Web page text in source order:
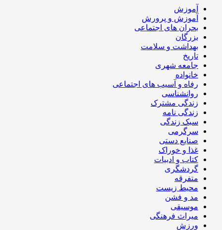
آموزش
آموزش و پرورش
بحران های اجتماعی
بزرگان
بهداشت و سلامت
تاریخ
جامعه شهری
خانواده
رفاه و آسیب های اجتماعی
روانشناسی
زندگی مشترک
زندگی نامه
سبک زندگی
سرگرمی
صنایع دستی
غذا و خوراک
کتاب و ادبیات
گردشگری
متفرقه
محیط زیست
مد و فشن
موسیقی
میراث فرهنگی
ورزش